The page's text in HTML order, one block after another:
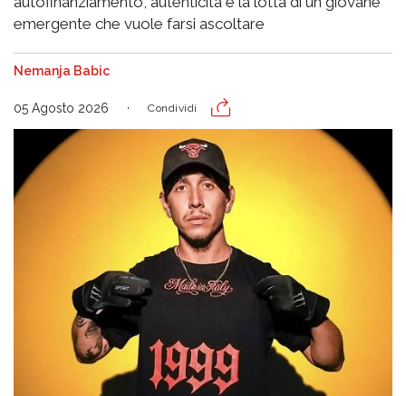
emergente che vuole farsi ascoltare
Nemanja Babic
05 Agosto 2026 Condividi